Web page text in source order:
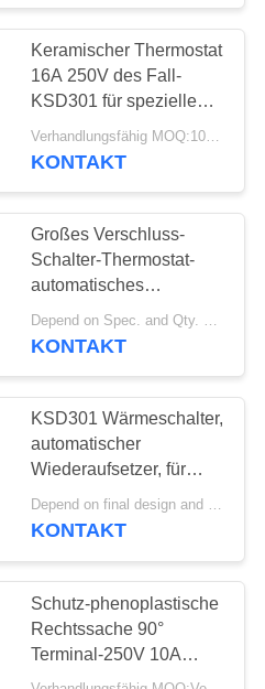
Keramischer Thermostat
16A 250V des Fall-
KSD301 für spezielle
Feuer-Rauch-Dämpfer
KONTAKT
Großes Verschluss-
Schalter-Thermostat-
automatisches
Zurücksetzen der
Kappen-Klammer-
KONTAKT
KSD301 Wärmeschalter,
automatischer
Wiederaufsetzer, für
Curling-Eisen in der
Schönheitsindustrie
Depend on final design and demand quantity MOQ:1000 Stück
KONTAKT
Schutz-phenoplastische
Rechtssache 90°
Terminal-250V 10A
automatischen